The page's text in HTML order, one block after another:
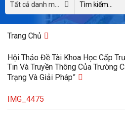
Tất cả danh mục
Trang Chủ
Hội Thảo Đề Tài Khoa Học Cấp
Tin Và Truyền Thông Của Trường
Trạng Và Giải Pháp”
IMG_4475